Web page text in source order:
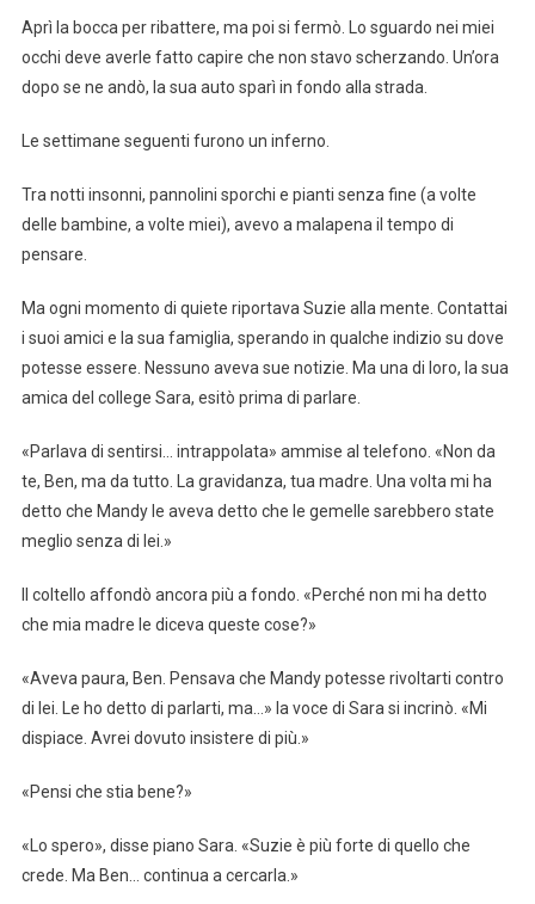
Aprì la bocca per ribattere, ma poi si fermò. Lo sguardo nei miei
occhi deve averle fatto capire che non stavo scherzando. Un’ora
dopo se ne andò, la sua auto sparì in fondo alla strada.
Le settimane seguenti furono un inferno.
Tra notti insonni, pannolini sporchi e pianti senza fine (a volte
delle bambine, a volte miei), avevo a malapena il tempo di
pensare.
Ma ogni momento di quiete riportava Suzie alla mente. Contattai
i suoi amici e la sua famiglia, sperando in qualche indizio su dove
potesse essere. Nessuno aveva sue notizie. Ma una di loro, la sua
amica del college Sara, esitò prima di parlare.
«Parlava di sentirsi… intrappolata» ammise al telefono. «Non da
te, Ben, ma da tutto. La gravidanza, tua madre. Una volta mi ha
detto che Mandy le aveva detto che le gemelle sarebbero state
meglio senza di lei.»
Il coltello affondò ancora più a fondo. «Perché non mi ha detto
che mia madre le diceva queste cose?»
«Aveva paura, Ben. Pensava che Mandy potesse rivoltarti contro
di lei. Le ho detto di parlarti, ma…» la voce di Sara si incrinò. «Mi
dispiace. Avrei dovuto insistere di più.»
«Pensi che stia bene?»
«Lo spero», disse piano Sara. «Suzie è più forte di quello che
crede. Ma Ben… continua a cercarla.»